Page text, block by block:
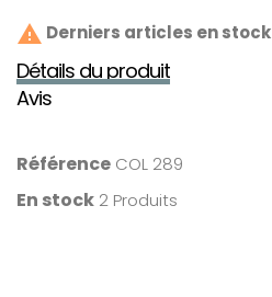
 Derniers articles en stock
Détails du produit
Avis
Référence COL 289
En stock 2 Produits